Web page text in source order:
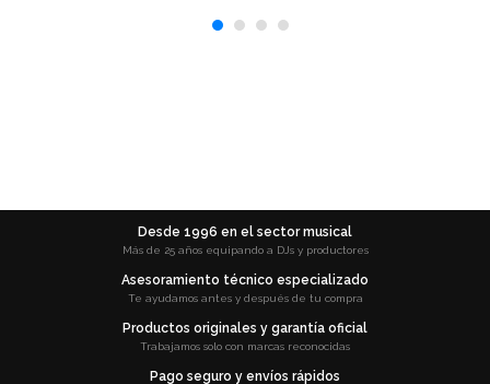
Desde 1996 en el sector musical
Más de 25 años equipando a DJs y productores
Asesoramiento técnico especializado
Te ayudamos antes y después de tu compra
Productos originales y garantía oficial
Trabajamos solo con marcas reconocidas
Pago seguro y envíos rápidos